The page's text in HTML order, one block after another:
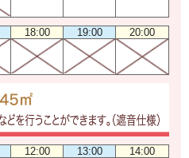
18:00 19:00 20:00
12:00 13:00 14:00